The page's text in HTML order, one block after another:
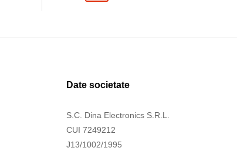
Date societate
S.C. Dina Electronics S.R.L.
CUI 7249212
J13/1002/1995